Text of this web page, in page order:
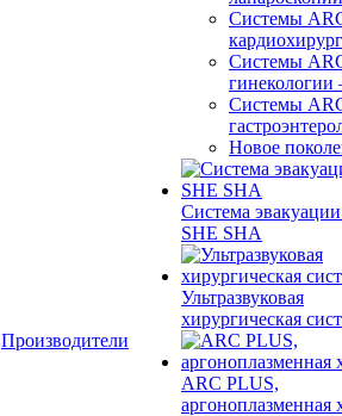
Производители
Системы
Системы
гинекологии
Системы
Новое
Система
SHE SHA
Ультразвуковая
хирургическая
ARC PLUS,
аргоноплазменная